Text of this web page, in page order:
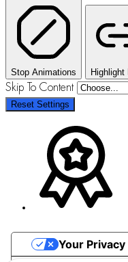
Stop Animations Highlight
Skip To Content
Reset Settings
Your